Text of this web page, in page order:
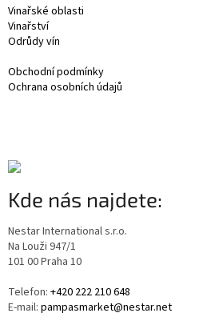
Vinařské oblasti
Vinařství
Odrůdy vín
Obchodní podmínky
Ochrana osobních údajů
Kde nás najdete:
Nestar International s.r.o.
Na Louži 947/1
101 00 Praha 10
Telefon: +420 222 210 648
E-mail: pampasmarket@nestar.net